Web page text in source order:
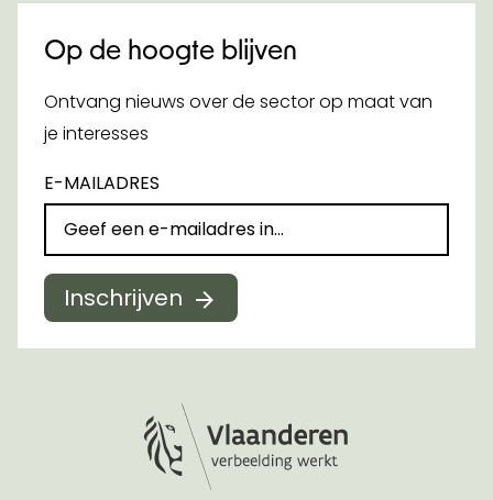
Op de hoogte blijven
Ontvang nieuws over de sector op maat van
je interesses
E-MAILADRES
Inschrijven